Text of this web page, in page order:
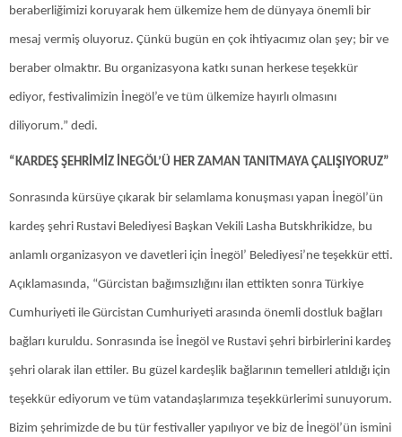
beraberliğimizi koruyarak hem ülkemize hem de dünyaya önemli bir
mesaj vermiş oluyoruz. Çünkü bugün en çok ihtiyacımız olan şey; bir ve
beraber olmaktır. Bu organizasyona katkı sunan herkese teşekkür
ediyor, festivalimizin İnegöl’e ve tüm ülkemize hayırlı olmasını
diliyorum.” dedi.
“KARDEŞ ŞEHRİMİZ İNEGÖL’Ü HER ZAMAN TANITMAYA ÇALIŞIYORUZ”
Sonrasında kürsüye çıkarak bir selamlama konuşması yapan İnegöl’ün
kardeş şehri Rustavi Belediyesi Başkan Vekili Lasha Butskhrikidze, bu
anlamlı organizasyon ve davetleri için İnegöl’ Belediyesi’ne teşekkür etti.
Açıklamasında, “Gürcistan bağımsızlığını ilan ettikten sonra Türkiye
Cumhuriyeti ile Gürcistan Cumhuriyeti arasında önemli dostluk bağları
bağları kuruldu. Sonrasında ise İnegöl ve Rustavi şehri birbirlerini kardeş
şehri olarak ilan ettiler. Bu güzel kardeşlik bağlarının temelleri atıldığı için
teşekkür ediyorum ve tüm vatandaşlarımıza teşekkürlerimi sunuyorum.
Bizim şehrimizde de bu tür festivaller yapılıyor ve biz de İnegöl’ün ismini